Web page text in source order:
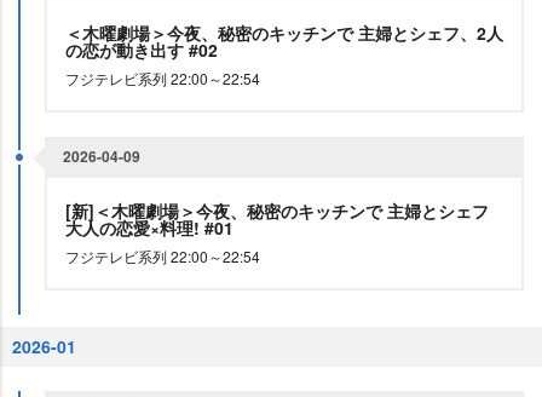
＜木曜劇場＞今夜、秘密のキッチンで 主婦とシェフ、2人
の恋が動き出す #02
フジテレビ系列 22:00～22:54
2026-04-09
[新]＜木曜劇場＞今夜、秘密のキッチンで 主婦とシェフ
大人の恋愛×料理! #01
フジテレビ系列 22:00～22:54
2026-01